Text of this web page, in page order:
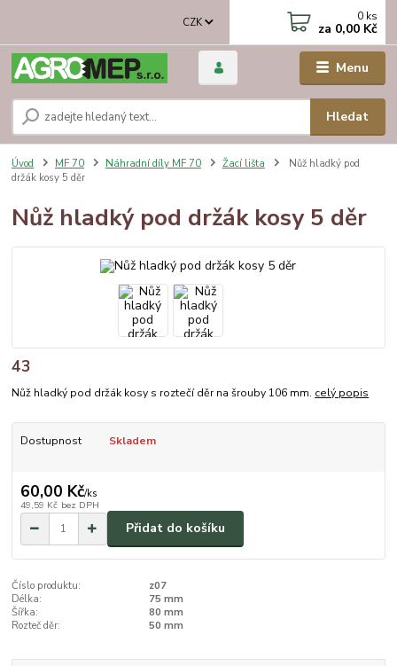
Menu
CZK
Hledat
0 ks
za 0,00 Kč
Úvod MF 70 Náhradní díly MF 70 Žací lišta
Nůž hladký pod
držák kosy 5 děr
Nůž hladký pod držák kosy 5 děr
43
Nůž hladký pod držák kosy s roztečí děr na šrouby 106 mm. celý popis
Dostupnost Skladem
60,00 Kč/ks
49,59 Kč bez DPH
Přidat do košíku
Číslo produktu:
z07
Délka:
75 mm
Šířka:
80 mm
Rozteč děr:
50 mm